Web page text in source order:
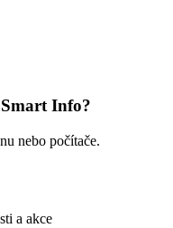
Info?
nebo počítače.
a akce